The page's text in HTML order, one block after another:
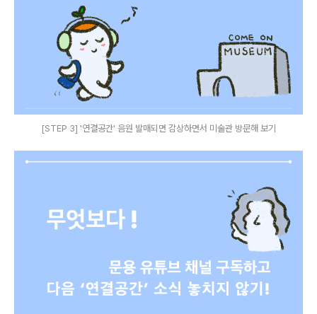
[STEP 3] '연결공간' 음원 발매되면 감상하면서 미술관 방문해 보기